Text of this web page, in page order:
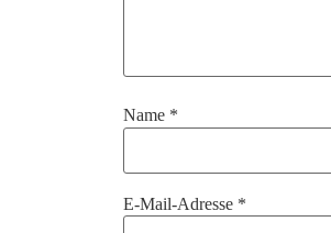
Name *
E-Mail-Adresse *